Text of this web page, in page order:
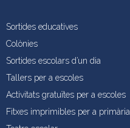
Sortides educatives
Colònies
Sortides escolars d’un dia
Tallers per a escoles
Activitats gratuïtes per a escoles
Fitxes imprimibles per a primària